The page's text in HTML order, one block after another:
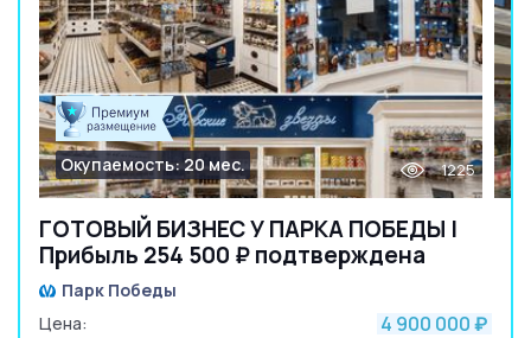
ГОТОВЫЙ БИЗНЕС У ПАРКА ПОБЕДЫ |
Прибыль 254 500 ₽ подтверждена
Окупаемость: 20 мес. 1225
Парк Победы
Цена:
4 900 000 ₽